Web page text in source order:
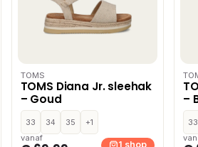
TOMS
TOMS Diana Jr. sleehak
– Goud
33 34 35
+1
vanaf
1 shop
–
33